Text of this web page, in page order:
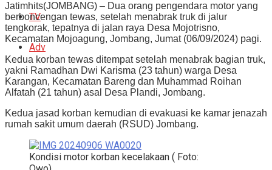
TV
Adv
Jatimhits(JOMBANG) – Dua orang pengendara motor yang
berboncengan tewas, setelah menabrak truk di jalur
tengkorak, tepatnya di jalan raya Desa Mojotrisno,
Kecamatan Mojoagung, Jombang, Jumat (06/09/2024) pagi.
Kedua korban tewas ditempat setelah menabrak bagian truk,
yakni Ramadhan Dwi Karisma (23 tahun) warga Desa
Karangan, Kecamatan Bareng dan Muhammad Roihan
Alfatah (21 tahun) asal Desa Plandi, Jombang.
Kedua jasad korban kemudian di evakuasi ke kamar jenazah
rumah sakit umum daerah (RSUD) Jombang.
Kondisi motor korban kecelakaan ( Foto: